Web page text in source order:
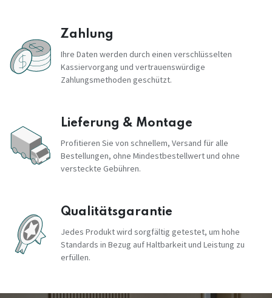
Zahlung
Ihre Daten werden durch einen verschlüsselten
Kassiervorgang und vertrauenswürdige
Zahlungsmethoden geschützt.
Lieferung & Montage
Profitieren Sie von schnellem, Versand für alle
Bestellungen, ohne Mindestbestellwert und ohne
versteckte Gebühren.
Qualitätsgarantie
Jedes Produkt wird sorgfältig getestet, um hohe
Standards in Bezug auf Haltbarkeit und Leistung zu
erfüllen.